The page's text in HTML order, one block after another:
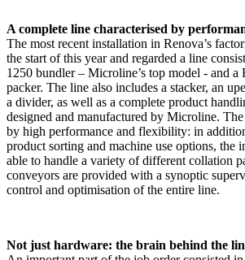
A complete line characterised by
The most recent installation in Renova’s
the start of this year and regarded a line
1250 bundler – Microline’s top model - and
packer. The line also includes a stacker, an
a divider, as well as a complete product
designed and manufactured by Microline.
by high performance and flexibility: in
product sorting and machine use options, the
able to handle a variety of different collation
conveyors are provided with a synoptic
control and optimisation of the entire line.
Not just hardware: the brain behind the